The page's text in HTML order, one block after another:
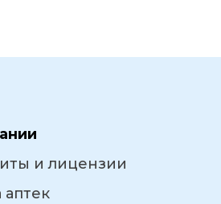
и лицензии